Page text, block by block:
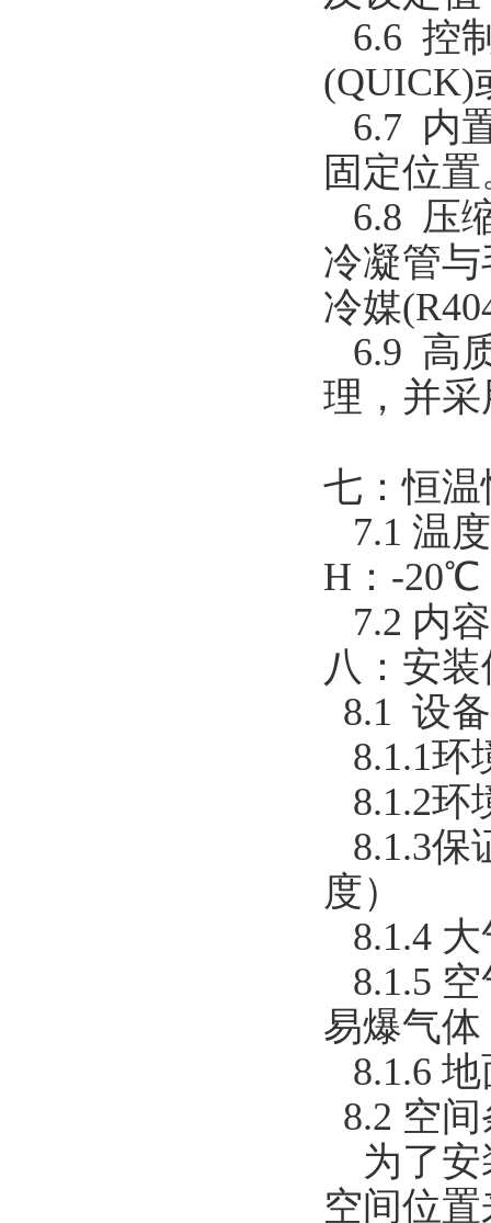
6.6 控
(QUICK)
6.7 内
固定位
6.8 压
冷凝管
冷媒
6.9 高
理，并
七：恒
7.1 温
H：-20℃
7.2 内
八：安
8.1 设
8.1.1
8.1.2环
8.1.3保
度）
8.1.4 大
8.1.5
易爆气体
8.1.6
8.2 空
为了安
空间位